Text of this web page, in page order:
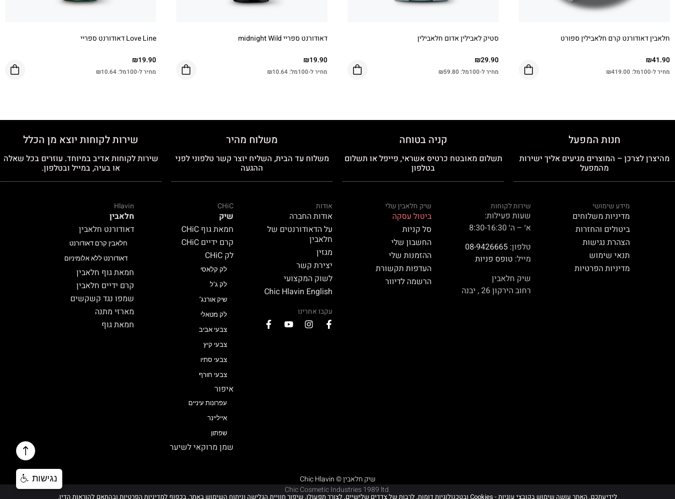
חלאבין דאודורנט קרם חלאבילין ספורט
₪41.90
מחיר ל-100מל: ₪419.00
סטיק לאבילין אדום חלאבילין
₪29.90
מחיר ל-100מל: ₪59.80
דאודורנט ספריי midnight Wild
₪19.90
מחיר ל-100מל: ₪10.64
Love Line דאודורנט ספריי
₪19.90
מחיר ל-100מל: ₪10.64
חנות המפעל
מהיצרן לצרכן – המוצרים מגיעים אליך ישירות
מהמפעל
קניה בטוחה
תשלום מאובטח כרטיס אשראי, פייפל או תשלום
בטלפון
משלוח מהיר
משלוח עד הבית, השליח יוצר קשר טלפוני לפני
ההגעה
שירות לקוחות יוצא מן הכלל
שירות לקוחות אדיב במיוחד. עוזרים בכל שאלה
או בעיה, במייל ובטלפון.
מידע שימושי
מדיניות משלוחים
ביטולים והחזרות
הצהרת נגישות
תנאי שימוש
מדיניות הפרטיות
שירות לקוחות
שעות פעילות:
א׳ – ה׳ 8:30-16:30
טלפון:08-9426665
מייל: טופס פניות
שיק חלאבין
רחוב הירקון 26 , יבנה
שיק חלאבין שלי
ביטול עסקה
סל קניות
החשבון שלי
ההזמנות שלי
העדפות תקשורת
הרשמה לדיוור
אודות
אודות החברה
על הדאודורנטים של
חלאבין
מגזין
יצירת קשר
לשוק המקצועי
Chic Hlavin English
עקבו אחרינו
CHiC
שיק
חמאת גוף CHiC
קרם ידיים CHiC
לק CHiC
לק קלאסי
לק ג’ל
שיק אורנג’
לק מטאלי
צבעי אביב
צבעי קיץ
צבעי סתיו
צבעי חורף
איפור
עפרונות עיניים
אייליינר
שפתון
שמן מרוקאי לשיער
Hlavin
חלאבין
דאודורנט חלאבין
חלאבין קרם דאודורנט
דאודורנט ללא אלומיניום
חמאת גוף חלאבין
קרם ידיים חלאבין
שמפו נגד קשקשים
מארזי מתנה
חמאת גוף
Chic Hlavin © שיק חלאבין
Chic Cosmetic Industries 1989 ltd.
לידיעתכם, האתר עושה שימוש בקובצי עוגיות - Cookies ובטכנולוגיות דומות, לרבות של צדדים שלישיים, לצורך תפעולו, שיפור חוויית הגלישה וניתוח השימוש באתר, בכפוף למדיניות הפרטיות ובהתאם להוראות הדין.
נגישות